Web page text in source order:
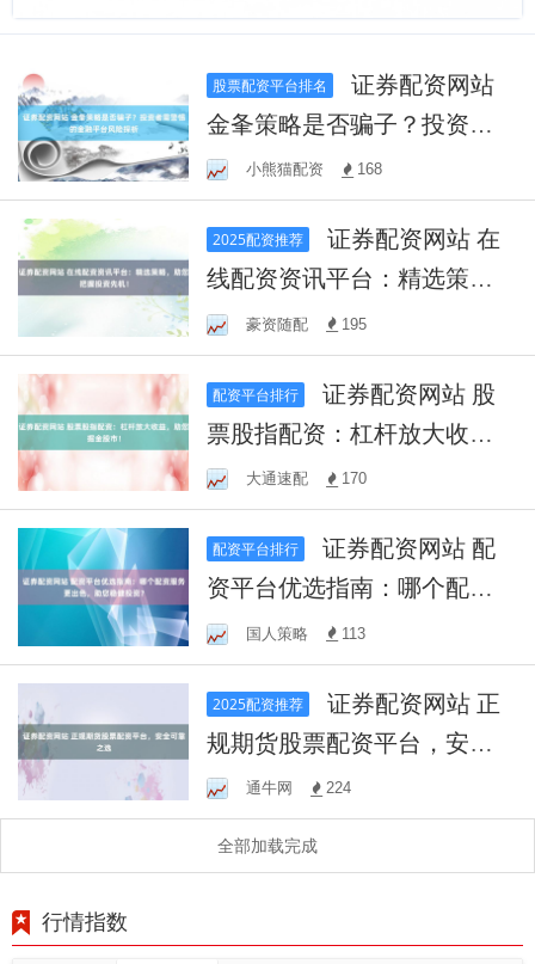
股票配资平台排名
证券配资网站
金夆策略是否骗子？投资者
需警惕的金融平台风险探析
小熊猫配资 168
2025配资推荐
证券配资网站 在
线配资资讯平台：精选策
略，助您把握投资先机！
豪资随配 195
配资平台排行
证券配资网站 股
票股指配资：杠杆放大收
益，助您掘金股市！
大通速配 170
配资平台排行
证券配资网站 配
资平台优选指南：哪个配资
服务更出色，助您稳健投
资？
国人策略 113
2025配资推荐
证券配资网站 正
规期货股票配资平台，安全
可靠之选
通牛网 224
全部加载完成
行情指数